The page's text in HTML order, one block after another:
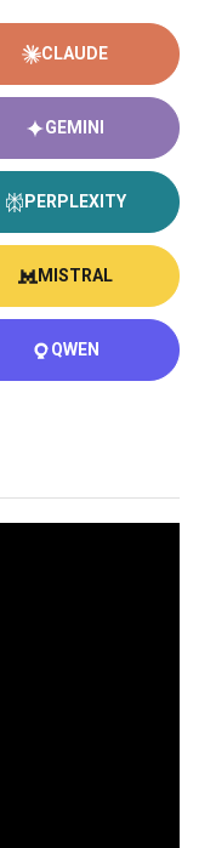
CLAUDE
GEMINI
PERPLEXITY
MISTRAL
QWEN